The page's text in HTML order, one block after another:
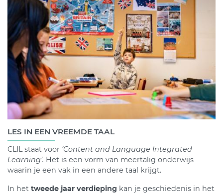
LES IN EEN VREEMDE TAAL
CLIL staat voor ‘Content and Language Integrated
Learning’. Het is een vorm van meertalig onderwijs
waarin je een vak in een andere taal krijgt.
In het tweede jaar verdieping kan je geschiedenis in het